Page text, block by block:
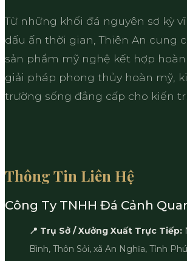
Từ những khối đá nguyên sơ kỳ
dấu ấn thời gian, Thiên An cung
sản phẩm mỹ nghệ kết hợp
giải pháp phong thủy hoàn mỹ,
trường sống đẳng cấp cho kiến
Thông Tin Liên Hệ
Công Ty TNHH Đá Cảnh
📍 Trụ Sở / Xưởng Xuất Trực Tiếp:
Bình, Thôn Sỏi, xã An Nghĩa, Tỉnh